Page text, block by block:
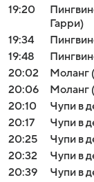
19:20
Гарри)
19:34
19:48
20:02
Моланг
20:06
Моланг
20:10
Чупи в
20:17
Чупи в
20:25
Чупи в
20:32
Чупи в
20:39
Чупи в